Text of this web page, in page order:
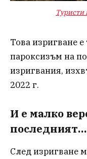
Туристи
Това изригване
пароксизъм на
изригвания,
2022 г.
И е малко
последният…
След изригване